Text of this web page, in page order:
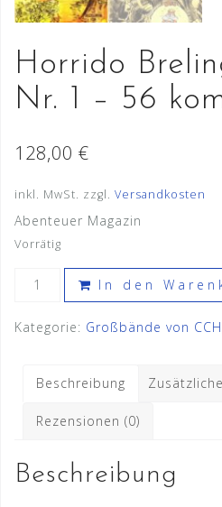
Horrido
Nr. 1 – 56
128,00 €
inkl. MwSt. zzgl. Versandkosten
Abenteuer Magazin
Vorrätig
Horrido
Nr.
komplett
In den
Kategorie: Großbände von
Beschreibung
Rezensionen (0)
Beschreibung